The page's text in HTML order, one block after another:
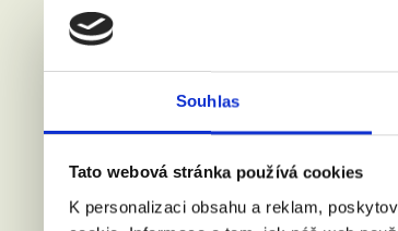
Souhlas
Tato webová stránka používá cookies
K personalizaci obsahu a reklam,
Kde žijete?
Přijdu s doprovodem.